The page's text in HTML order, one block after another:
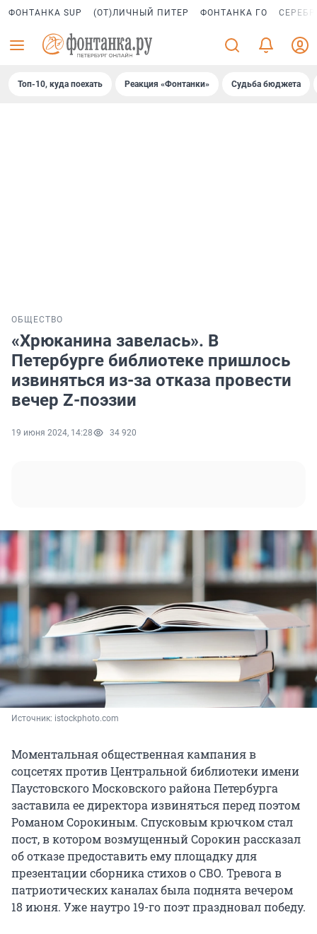
ФОНТАНКА SUP (ОТ)ЛИЧНЫЙ ПИТЕР ФОНТАНКА ГО
Топ-10, куда поехать Реакция «Фонтанки» Судьба бюджета
ОБЩЕСТВО
«Хрюканина завелась». В
Петербурге библиотеке пришлось
извиняться из-за отказа провести
вечер Z-поэзии
19 июня 2024, 14:28 34 920
Источник: istockphoto.com
Моментальная общественная кампания в
соцсетях против Центральной библиотеки имени
Паустовского Московского района Петербурга
заставила ее директора извиняться перед поэтом
Романом Сорокиным. Спусковым крючком стал
пост, в котором возмущенный Сорокин рассказал
об отказе предоставить ему площадку для
презентации сборника стихов о СВО. Тревога в
патриотических каналах была поднята вечером
18 июня. Уже наутро 19-го поэт праздновал победу.